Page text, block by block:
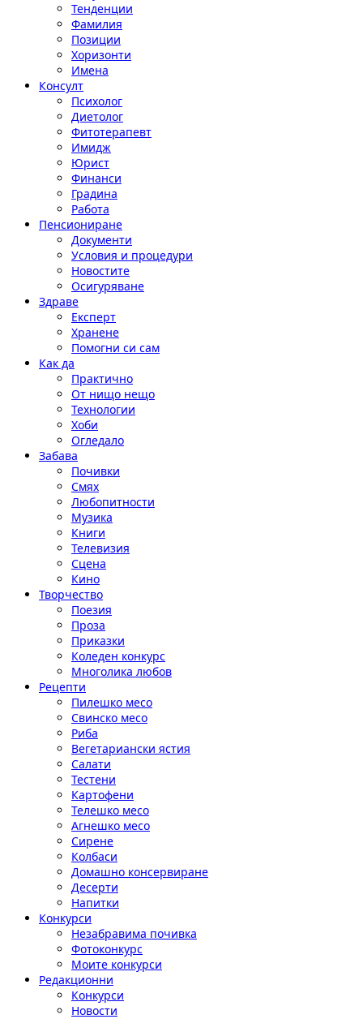
Тенденции
Фамилия
Позиции
Хоризонти
Имена
Консулт
Психолог
Диетолог
Фитотерапевт
Имидж
Юрист
Финанси
Градина
Работа
Пенсиониране
Документи
Условия и процедури
Новостите
Осигуряване
Здраве
Експерт
Хранене
Помогни си сам
Как да
Практично
От нищо нещо
Технологии
Хоби
Огледало
Забава
Почивки
Смях
Любопитности
Музика
Книги
Телевизия
Сцена
Кино
Творчество
Поезия
Проза
Приказки
Коледен конкурс
Многолика любов
Рецепти
Пилешко месо
Свинско месо
Риба
Вегетариански ястия
Салати
Тестени
Картофени
Телешко месо
Агнешко месо
Сирене
Колбаси
Домашно консервиране
Десерти
Напитки
Конкурси
Незабравима почивка
Фотоконкурс
Моите конкурси
Редакционни
Конкурси
Новости